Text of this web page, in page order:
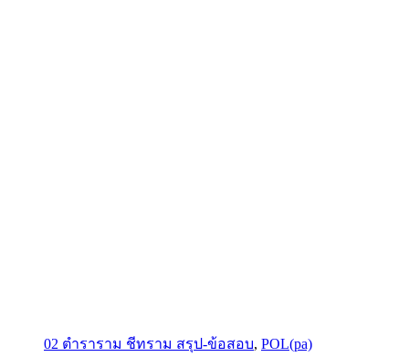
02 ตำราราม ชีทราม สรุป-ข้อสอบ, POL(pa)